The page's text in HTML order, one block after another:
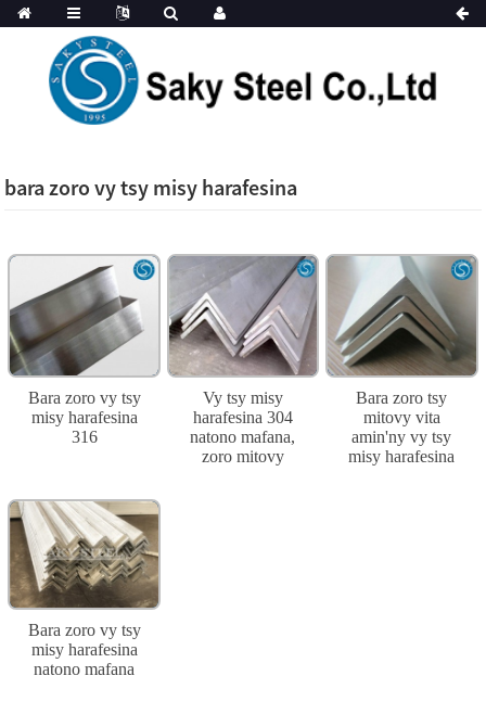
bara zoro vy tsy misy harafesina
Bara zoro vy tsy
misy harafesina
316
Vy tsy misy
harafesina 304
natono mafana,
zoro mitovy
Bara zoro tsy
mitovy vita
amin'ny vy tsy
misy harafesina
Bara zoro vy tsy
misy harafesina
natono mafana